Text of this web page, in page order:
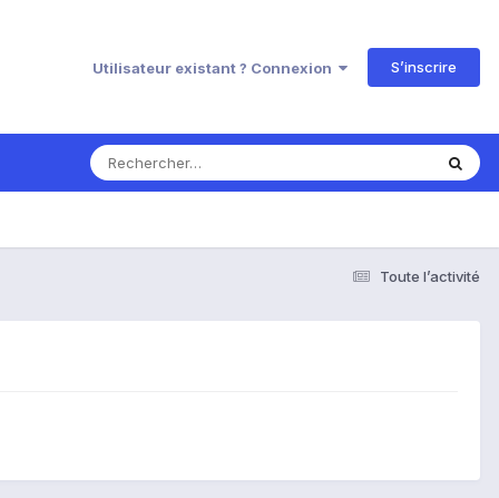
Utilisateur existant ? Connexion S’inscrire
Toute l’activité